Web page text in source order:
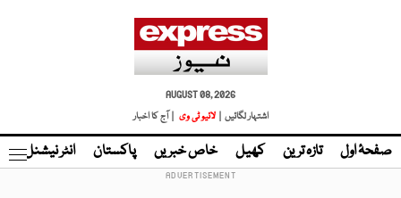
AUGUST 08, 2026
اشتہار لگائیں |
لائیو ٹی وی | آج کا اخبار
صفحۂ اول تازہ ترین کھیل خاص خبریں پاکستان انٹر نیشنل